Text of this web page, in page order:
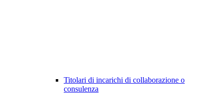
Titolari di incarichi di collaborazione o
consulenza